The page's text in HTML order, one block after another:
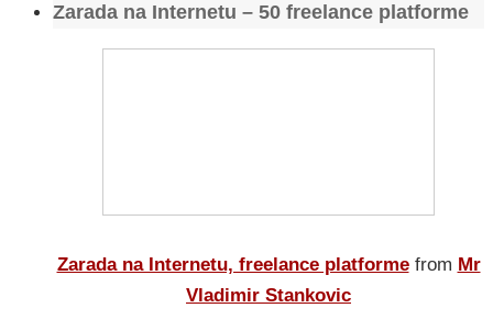
Zarada na Internetu – 50 freelance platforme
Zarada na Internetu, freelance platforme from Mr
Vladimir Stankovic